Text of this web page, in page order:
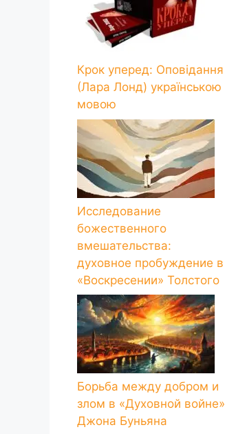
Крок уперед: Оповідання
(Лара Лонд) українською
мовою
Исследование
божественного
вмешательства:
духовное пробуждение в
«Воскресении» Толстого
Борьба между добром и
злом в «Духовной войне»
Джона Буньяна